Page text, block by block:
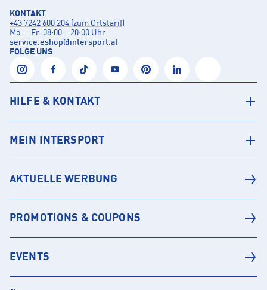
KONTAKT
+43 7242 600 204 (zum Ortstarif)
Mo. – Fr. 08:00 – 20:00 Uhr
service.eshop@intersport.at
FOLGE UNS
HILFE & KONTAKT
MEIN INTERSPORT
AKTUELLE WERBUNG
PROMOTIONS & COUPONS
EVENTS